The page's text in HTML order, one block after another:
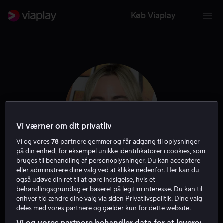
Køb Viaplay
Erin Darke
Skuespiller Gæst
Vi værner om dit privatliv
Vi og vores78 partnere gemmer og får adgang til oplysninger
på din enhed, for eksempel unikke identifikatorer i cookies, som
bruges til behandling af personoplysninger. Du kan acceptere
eller administrere dine valg ved at klikke nedenfor. Her kan du
også udøve din ret til at gøre indsigelse, hvis et
behandlingsgrundlag er baseret på legitim interesse. Du kan til
enhver tid ændre dine valg via siden Privatlivspolitik. Dine valg
deles med vores partnere og gælder kun for dette website.